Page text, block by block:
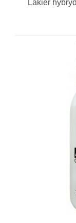
Lakier